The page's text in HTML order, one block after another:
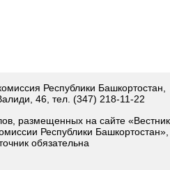
Республики Башкортостан,
46, тел. (347) 218-11-22
размещенных на сайте «Вестник
Республики Башкортостан»,
обязательна